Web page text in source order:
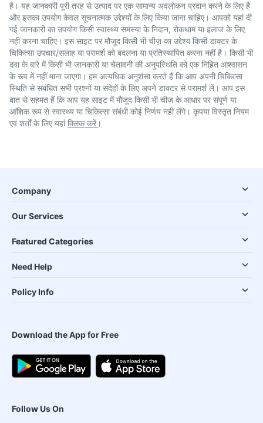
है। यह जानकारी पूरी तरह से उत्पाद पर एक सामान्य अवलोकन प्रदान करने के लिए है
और इसका उपयोग केवल सूचनात्मक उद्देश्यों के लिए किया जाना चाहिए। आपको यहां दी
गई जानकारी का उपयोग किसी स्वास्थ्य समस्या के निदान, रोकथाम या इलाज के लिए
नहीं करना चाहिए। इस साइट पर मौजूद किसी भी चीज़ का उद्देश्य किसी डाक्टर के
चिकित्सा उपचार/सलाह या परामर्श को बदलना या प्रतिस्थापित करना नहीं है। किसी भी
दवा के बारे में किसी भी जानकारी या चेतावनी की अनुपस्थिति को एक निहित आश्वासन
के रूप में नहीं माना जाएगा। हम अत्यधिक अनुशंसा करते हैं कि आप अपनी चिकित्सा
स्थिति से संबंधित सभी प्रश्नों या संदेहों के लिए अपने डाक्टर से परामर्श लें। आप इस
बात से सहमत हैं कि आप यह साइट में मौजूद किसी भी चीज़ के आधार पर संपूर्ण या
आंशिक रूप से स्वास्थ्य या चिकित्सा संबंधी कोई निर्णय नहीं लेंगे। कृपया विस्तृत नियम
एवं शर्तों के लिए यहांक्लिक करें।
Company
Our Services
Featured Categories
Need Help
Policy Info
Download the App for Free
Follow Us On